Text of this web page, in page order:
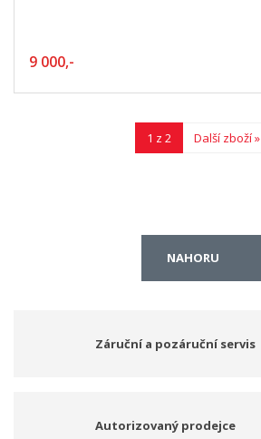
9 000,-
1 z 2 Další zboží »
NAHORU
Záruční a pozáruční servis
Autorizovaný prodejce